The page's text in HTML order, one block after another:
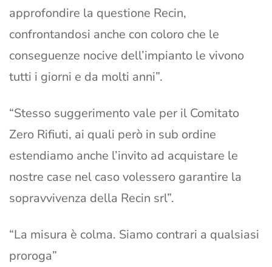
approfondire la questione Recin,
confrontandosi anche con coloro che le
conseguenze nocive dell’impianto le vivono
tutti i giorni e da molti anni”.
“Stesso suggerimento vale per il Comitato
Zero Rifiuti, ai quali però in sub ordine
estendiamo anche l’invito ad acquistare le
nostre case nel caso volessero garantire la
sopravvivenza della Recin srl”.
“La misura è colma. Siamo contrari a qualsiasi
proroga”